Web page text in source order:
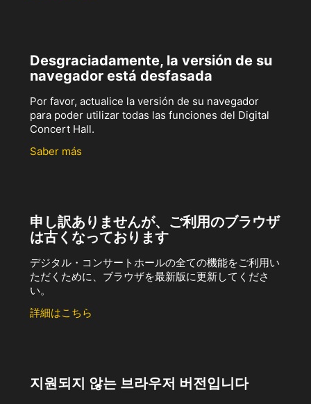
Desgraciadamente, la versión de su
navegador está desfasada
Por favor, actualice la versión de su navegador
para poder utilizar todas las funciones del Digital
Concert Hall.
Saber más
申し訳ありませんが、ご利用のブラウザ
は古くなっております
デジタル・コンサートホールの全ての機能をご利用い
ただくために、ブラウザを最新版に更新してくださ
い。
詳細はこちら
지원되지 않는 브라우저 버전입니다